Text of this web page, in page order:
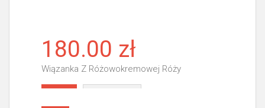
180.00 zł
Wiązanka Z Różowokremowej Róży